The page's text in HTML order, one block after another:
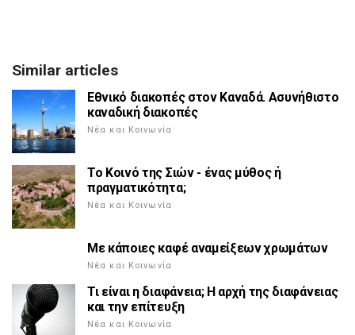
Similar articles
Εθνικό διακοπές στον Καναδά. Ασυνήθιστο
καναδική διακοπές
Νέα και Κοινωνία
Το Κοινό της Σιών - ένας μύθος ή
πραγματικότητα;
Νέα και Κοινωνία
Με κάποιες καφέ αναμείξεων χρωμάτων
Νέα και Κοινωνία
Τι είναι η διαφάνεια; Η αρχή της διαφάνειας
και την επίτευξη
Νέα και Κοινωνία